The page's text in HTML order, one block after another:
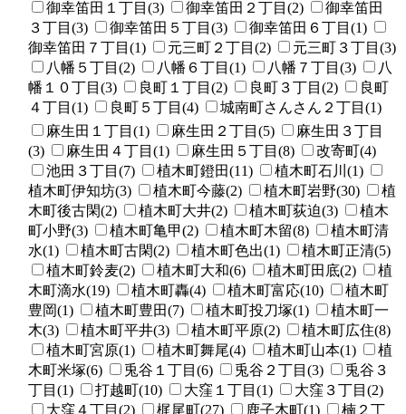
御幸笛田１丁目(3) 御幸笛田２丁目(2)
御幸笛田
３丁目(3)
御幸笛田５丁目(3)
御幸笛田６丁目(1)
御幸笛田７丁目(1)
元三町２丁目(2)
元三町３丁目(3)
八幡５丁目(2)
八幡６丁目(1) 八幡７丁目(3)
八
幡１０丁目(3)
良町１丁目(2) 良町３丁目(2)
良町
４丁目(1)
良町５丁目(4) 城南町さんさん２丁目(1)
麻生田１丁目(1) 麻生田２丁目(5)
麻生田３丁目
(3)
麻生田４丁目(1) 麻生田５丁目(8)
改寄町(4)
池田３丁目(7)
植木町鐙田(11)
植木町石川(1)
植木町伊知坊(3)
植木町今藤(2) 植木町岩野(30)
植
木町後古閑(2)
植木町大井(2) 植木町荻迫(3)
植木
町小野(3)
植木町亀甲(2) 植木町木留(8)
植木町清
水(1)
植木町古閑(2) 植木町色出(1)
植木町正清(5)
植木町鈴麦(2)
植木町大和(6) 植木町田底(2)
植
木町滴水(19)
植木町轟(4) 植木町富応(10)
植木町
豊岡(1)
植木町豊田(7) 植木町投刀塚(1)
植木町一
木(3)
植木町平井(3) 植木町平原(2)
植木町広住(8)
植木町宮原(1)
植木町舞尾(4) 植木町山本(1)
植
木町米塚(6)
兎谷１丁目(6) 兎谷２丁目(3)
兎谷３
丁目(1)
打越町(10) 大窪１丁目(1)
大窪３丁目(2)
大窪４丁目(2)
梶尾町(27) 鹿子木町(1)
楠２丁